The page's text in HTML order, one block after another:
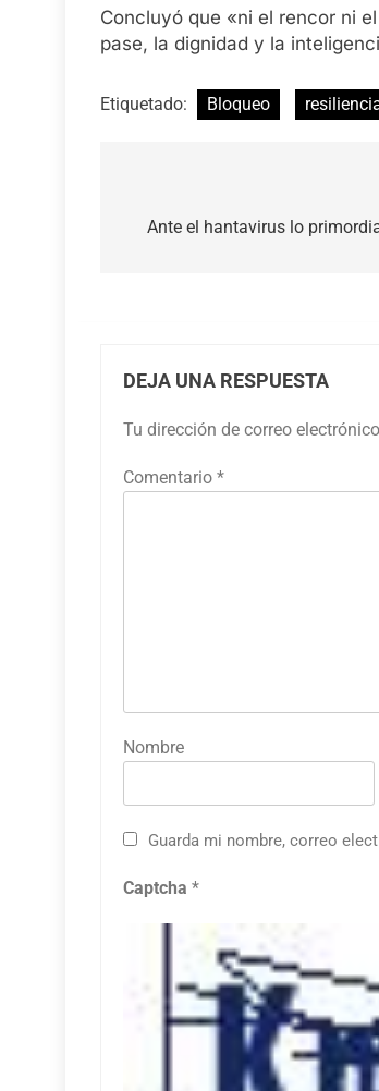
Concluyó que «ni el rencor ni
pase, la dignidad y la
Etiquetado: Bloqueo
deAnte el hantavirus lo
DEJA UNA RESPUESTA
Tu dirección de correo
Comentario *
Nombre
Guarda mi nombre, correo
Captcha *